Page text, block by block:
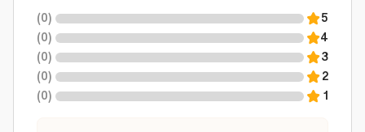
5
(
0
)
4
(
0
)
3
(
0
)
2
(
0
)
1
(
0
)